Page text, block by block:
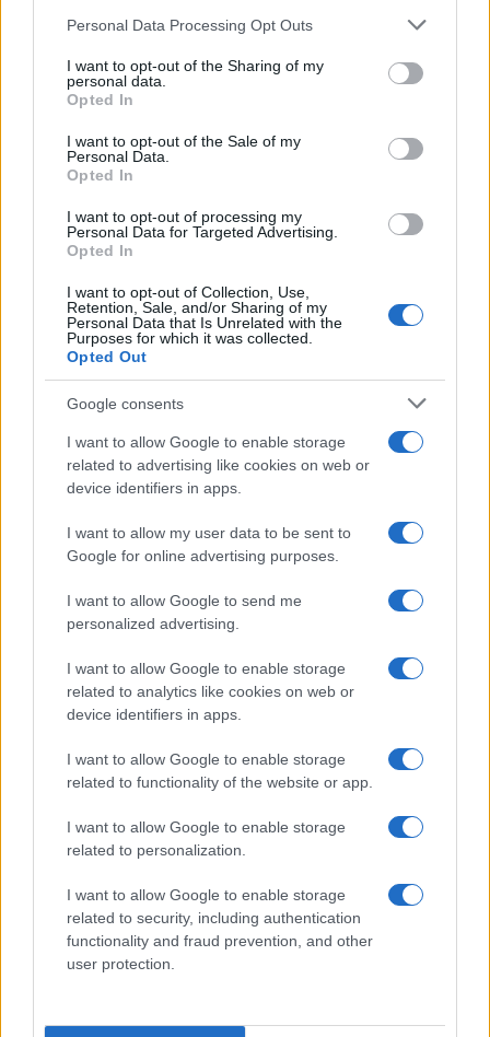
Please note that this website/app uses one or more Google
not limited to your visit or usage behaviour. You may click to
grant or deny consent to Google and its third-party tags to
use your data for below specified purposes in below Google
consent section.
Personal Data Processing Opt Outs
I want to opt-out of the Sharing of my
personal data.
Opted In
I want to opt-out of the Sale of my
Personal Data.
Opted In
I want to opt-out of processing my
Personal Data for Targeted Advertising.
Opted In
I want to opt-out of Collection, Use,
Retention, Sale, and/or Sharing of my
Personal Data that Is Unrelated with the
Purposes for which it was collected.
Opted Out
Google consents
I want to allow Google to enable storage
related to advertising like cookies on web or
device identifiers in apps.
I want to allow my user data to be sent to
Google for online advertising purposes.
I want to allow Google to send me
personalized advertising.
I want to allow Google to enable storage
related to analytics like cookies on web or
device identifiers in apps.
I want to allow Google to enable storage
related to functionality of the website or app.
I want to allow Google to enable storage
related to personalization.
I want to allow Google to enable storage
related to security, including authentication
functionality and fraud prevention, and other
user protection.
Rapina a Porto Rotondo, due uomini fermati dai
Auto prende fuoco sulla strada statale 125 a
Olbia, cosa è successo
danni ingenti
Auto finisce contro un muretto, un ferito ad
Arzachena
Incidente a Baia Sardinia, scontro tra auto e
moto: un ferito
Olbia, le previsioni meteo per lunedì 10 agosto
Le ultime offerte di lavoro a Olbia e in Gallura
Mario Malu